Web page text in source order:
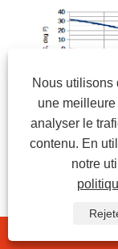
Il est
mélange
plus froide
Nous utilisons
une
analyser le
contenu. En
notre